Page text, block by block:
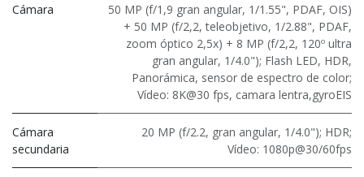
Cámara
50 MP (f/1,9 gran angular, 1/1.55", PDAF, OIS)
+ 50 MP (f/2,2, teleobjetivo, 1/2.88", PDAF,
zoom óptico 2,5x) + 8 MP (f/2,2, 120º ultra
gran angular, 1/4.0"); Flash LED, HDR,
Panorámica, sensor de espectro de color;
Vídeo: 8K@30 fps, camara lentra,gyroEIS
Cámara
secundaria
20 MP (f/2.2, gran angular, 1/4.0"); HDR;
Vídeo: 1080p@30/60fps